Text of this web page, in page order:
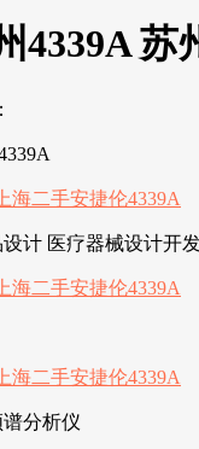
4339A
计 医疗器械设计开
谱分析仪